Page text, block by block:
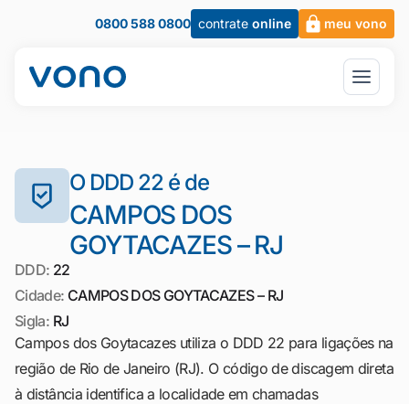
0800 588 0800 contrate online meu vono
O DDD 22 é de
CAMPOS DOS
GOYTACAZES – RJ
DDD: 22
Cidade: CAMPOS DOS GOYTACAZES – RJ
Sigla: RJ
Campos dos Goytacazes utiliza o DDD 22 para ligações na
região de Rio de Janeiro (RJ). O código de discagem direta
à distância identifica a localidade em chamadas